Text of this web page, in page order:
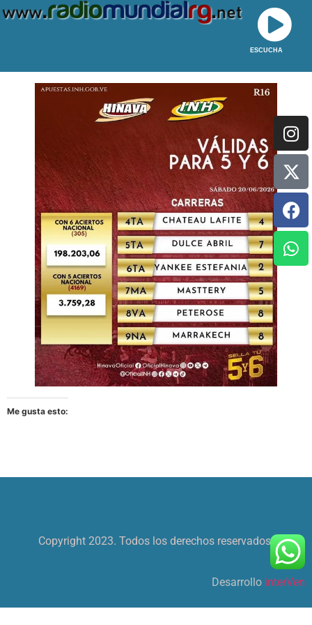
ESCUCHA
Me gusta esto:
Copyright 2023. Todos los derechos reservados.
Desarrollo interVen